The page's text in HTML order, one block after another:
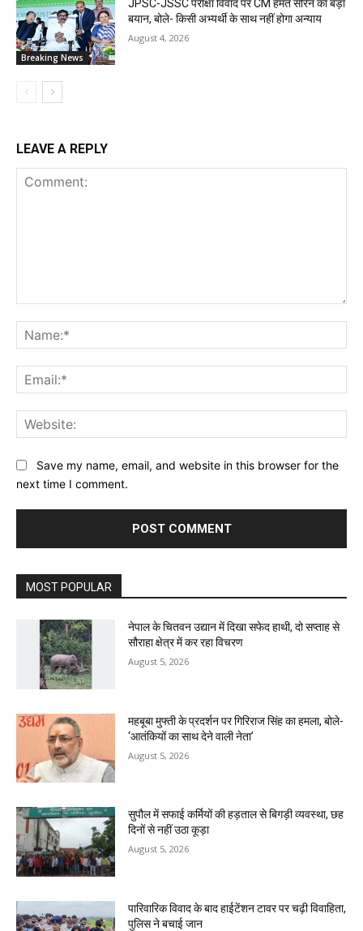
Breaking News
JPSC-JSSC परीक्षा विवाद पर CM हेमंत सोरेन का बड़ा
बयान, बोले- किसी अभ्यर्थी के साथ नहीं होगा अन्याय
August 4, 2026
LEAVE A REPLY
Save my name, email, and website in this browser for the
next time I comment.
MOST POPULAR
नेपाल के चितवन उद्यान में दिखा सफेद हाथी, दो सप्ताह से
सौराहा क्षेत्र में कर रहा विचरण
August 5, 2026
महबूबा मुफ्ती के प्रदर्शन पर गिरिराज सिंह का हमला, बोले-
‘आतंकियों का साथ देने वाली नेता’
August 5, 2026
सुपौल में सफाई कर्मियों की हड़ताल से बिगड़ी व्यवस्था, छह
दिनों से नहीं उठा कूड़ा
August 5, 2026
पारिवारिक विवाद के बाद हाईटेंशन टावर पर चढ़ी विवाहिता,
पुलिस ने बचाई जान